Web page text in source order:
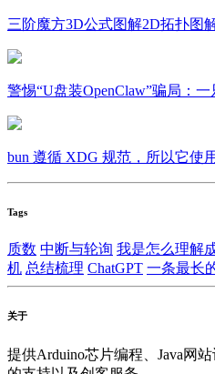
三阶魔方3D公式图解2D拓扑图
警惕“U盘装OpenClaw”骗局：
bun 遵循 XDG 规范，所以它使
Tags
质数 中断与轮询 我是怎么理解
机 总结梳理 ChatGPT 一条最长
关于
提供Arduino芯片编程、Java网